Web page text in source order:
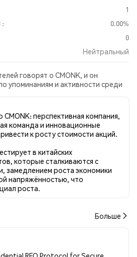
1
:
0.00%
0
Нейтральный
говорят о CMONK, и он
упоминаниям и активности среди
социальных сетях было
опубликовано 0 новостных статей
твитов имели бычий настрой по
с медвежьим настроем по CMONK.
по отношению к CMONK.
твитах.
перспективная компания,
команда и инновационные
к росту стоимости акций.
в китайских
которые сталкиваются с
замедлением роста экономики
напряжённостью, что
роста.
Больше